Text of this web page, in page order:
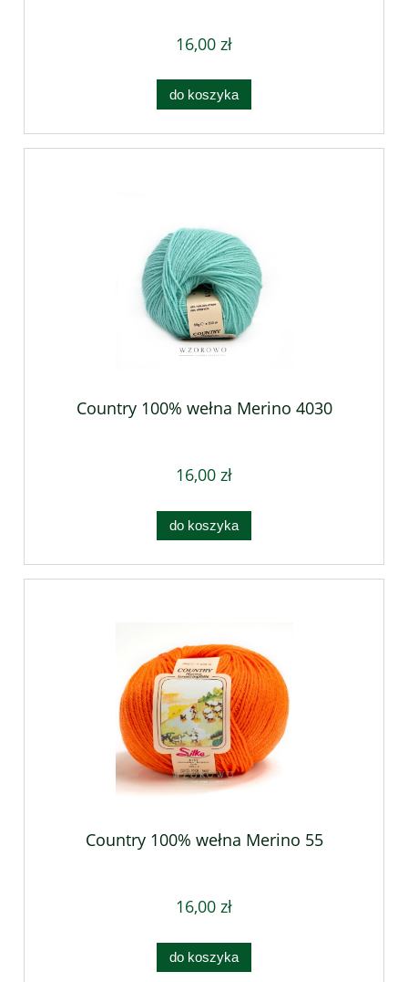
16,00 zł
do koszyka
Country 100% wełna Merino 4030
16,00 zł
do koszyka
Country 100% wełna Merino 55
16,00 zł
do koszyka